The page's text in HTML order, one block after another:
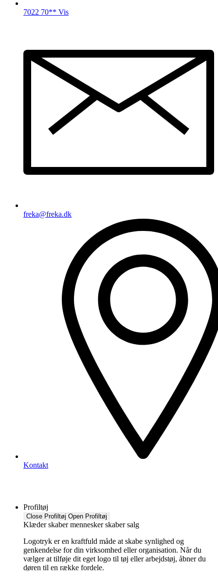
7022 70** Vis
freka@freka.dk
Kontakt
Profiltøj
Close Profiltøj Open Profiltøj
Klæder skaber mennesker skaber salg
Logotryk er en kraftfuld måde at skabe synlighed og
genkendelse for din virksomhed eller organisation. Når du
vælger at tilføje dit eget logo til tøj eller arbejdstøj, åbner du
døren til en række fordele.